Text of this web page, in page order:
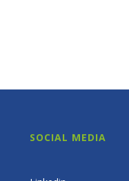
SOCIAL MEDIA